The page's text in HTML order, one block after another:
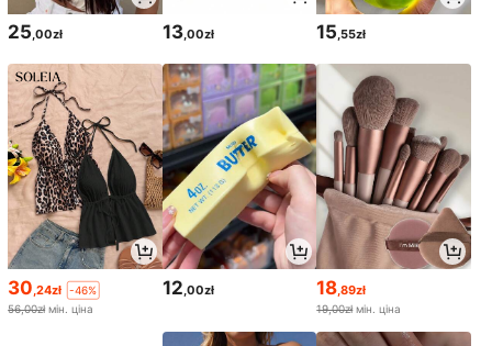
25,00zł 13,00zł 15,55zł
30 ,24zł
-46%
56,00zł мін. ціна
12 ,00zł 18 ,89zł
19,00zł мін. ціна